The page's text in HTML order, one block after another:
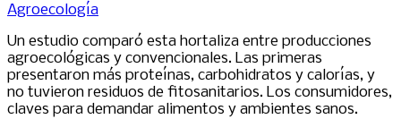
Agroecología
Un estudio comparó esta hortaliza entre producciones
agroecológicas y convencionales. Las primeras
presentaron más proteínas, carbohidratos y calorías, y
no tuvieron residuos de fitosanitarios. Los consumidores,
claves para demandar alimentos y ambientes sanos.